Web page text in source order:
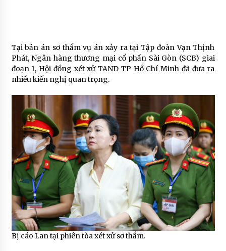
Tại bản án sơ thẩm vụ án xảy ra tại Tập đoàn Vạn Thịnh
Phát, Ngân hàng thương mại cổ phần Sài Gòn (SCB) giai
đoạn 1, Hội đồng xét xử TAND TP Hồ Chí Minh đã đưa ra
nhiều kiến nghị quan trọng.
Bị cáo Lan tại phiên tòa xét xử sơ thẩm.